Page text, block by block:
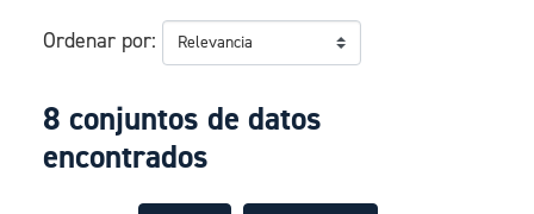
Ordenar por
8 conjuntos de datos
encontrados